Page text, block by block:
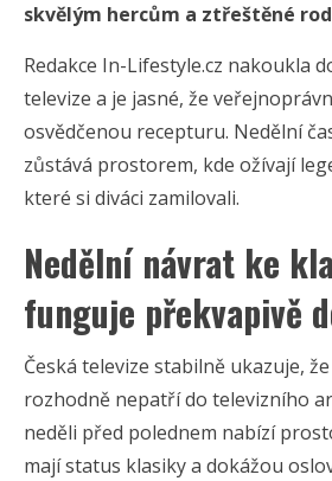
skvělým hercům a ztřeštěné
Redakce In-Lifestyle.cz nakoukla
televize a je jasné, že
osvědčenou recepturu. Nedělní
zůstává prostorem, kde ožívají
které si diváci zamilovali.
Nedělní návrat ke
funguje překvapivě
Česká televize stabilně ukazuje,
rozhodně nepatří do televizního
neděli před polednem nabízí
mají status klasiky a dokážou